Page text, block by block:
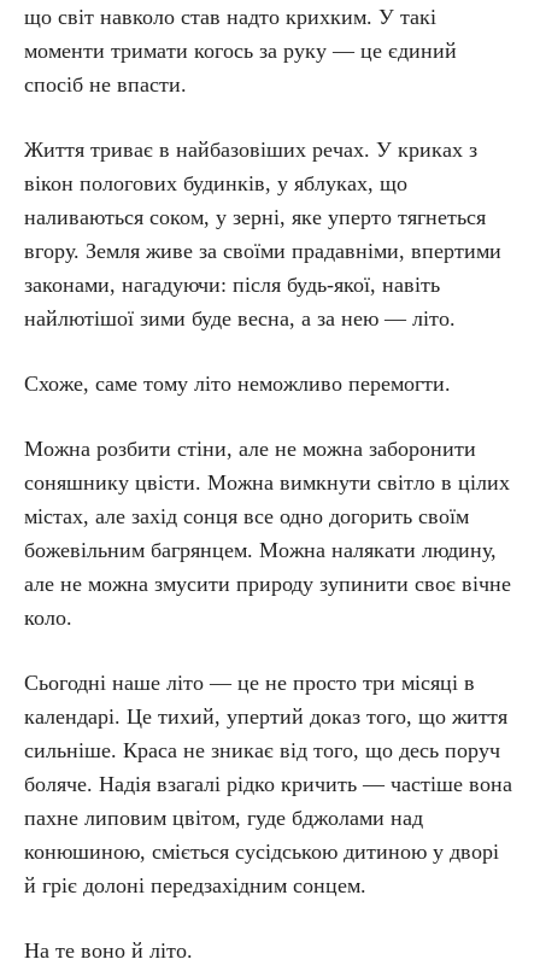
що світ навколо став надто крихким. У такі
моменти тримати когось за руку — це єдиний
спосіб не впасти.
Життя триває в найбазовіших речах. У криках з
вікон пологових будинків, у яблуках, що
наливаються соком, у зерні, яке уперто тягнеться
вгору. Земля живе за своїми прадавніми, впертими
законами, нагадуючи: після будь-якої, навіть
найлютішої зими буде весна, а за нею — літо.
Схоже, саме тому літо неможливо перемогти.
Можна розбити стіни, але не можна заборонити
соняшнику цвісти. Можна вимкнути світло в цілих
містах, але захід сонця все одно догорить своїм
божевільним багрянцем. Можна налякати людину,
але не можна змусити природу зупинити своє вічне
коло.
Сьогодні наше літо — це не просто три місяці в
календарі. Це тихий, упертий доказ того, що життя
сильніше. Краса не зникає від того, що десь поруч
боляче. Надія взагалі рідко кричить — частіше вона
пахне липовим цвітом, гуде бджолами над
конюшиною, сміється сусідською дитиною у дворі
й гріє долоні передзахідним сонцем.
На те воно й літо.